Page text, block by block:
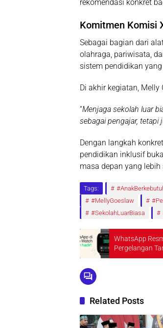
rekomendasi konkret
Komitmen Komisi
Sebagai bagian dari
olahraga, pariwisata,
sistem pendidikan
Di akhir kegiatan,
“Menjaga sekolah luar
sebagai pengajar, tetapi
Dengan langkah
pendidikan inklusif
masa depan yang
Tags:
#MellyGoeslaw
#SekolahLuarBiasa
WhatsApp
Pergelangan
Related Posts